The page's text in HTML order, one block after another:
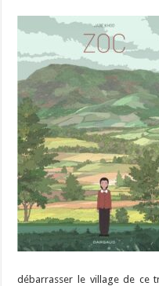
débarrasser le village de ce